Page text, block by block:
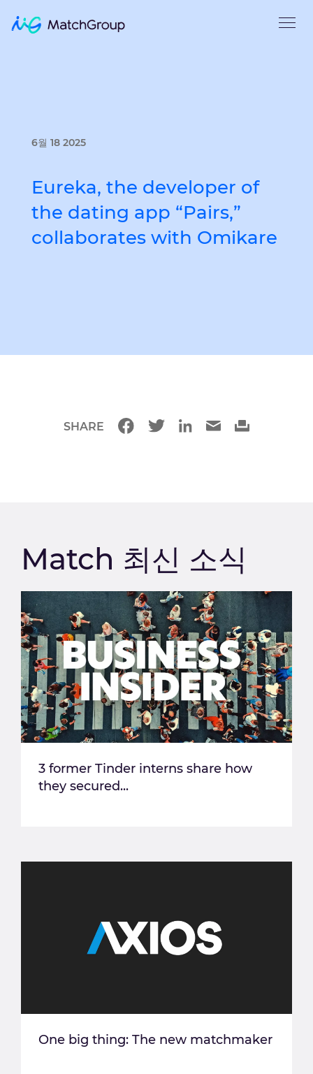
6월 18 2025
Eureka, the developer of
the dating app “Pairs,”
collaborates with Omikare
SHARE
Match 최신 소식
3 former Tinder interns share how
they secured...
One big thing: The new matchmaker